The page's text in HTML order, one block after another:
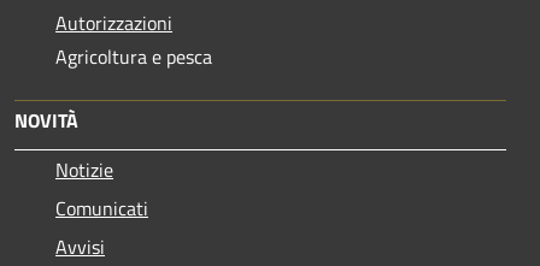
Autorizzazioni
Agricoltura e pesca
NOVITÀ
Notizie
Comunicati
Avvisi